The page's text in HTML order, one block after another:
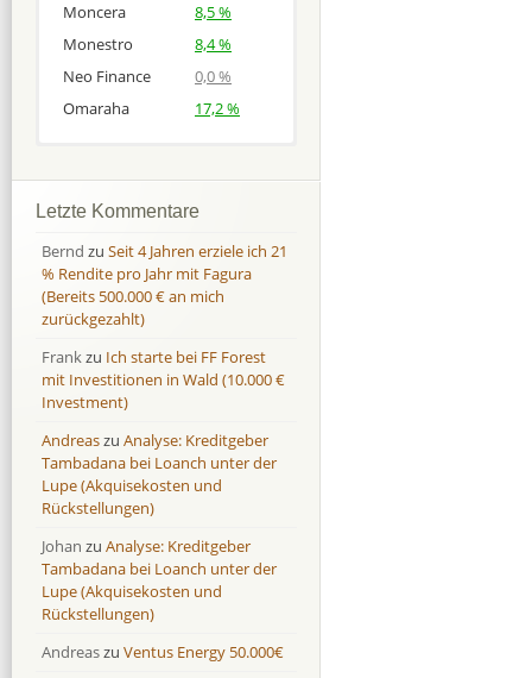
Moncera
8,5 %
Monestro
8,4 %
Neo Finance
0,0 %
Omaraha
17,2 %
Bondora
Finbee
43,2%
Finbee (CZK)
0,0 %
HeavyFinance
IUVO Group
-32,2 %
Lenndy
-314,6 %
Moncera
8,0 %
Monestro
9,1 %
Neo Finance
Omaraha
16,4 %
Bondora
Finbee
35,2%
Finbee (CZK)
0,0 %
HeavyFinance
IUVO Group
-55,0 %
Lenndy
146,5 %
Moncera
11,1 %
Monestro
>1000%
Neo Finance
Omaraha
18,0 %
Letzte Kommentare
Bernd zu Seit 4 Jahren erziele ich 21
% Rendite pro Jahr mit Fagura
(Bereits 500.000 € an mich
zurückgezahlt)
Frankzu Ich starte bei FF Forest
mit Investitionen in Wald (10.000 €
Investment)
Andreaszu Analyse: Kreditgeber
Tambadana bei Loanch unter der
Lupe (Akquisekosten und
Rückstellungen)
Johan zu Analyse: Kreditgeber
Tambadana bei Loanch unter der
Lupe (Akquisekosten und
Rückstellungen)
Andreaszu Ventus Energy 50.000€